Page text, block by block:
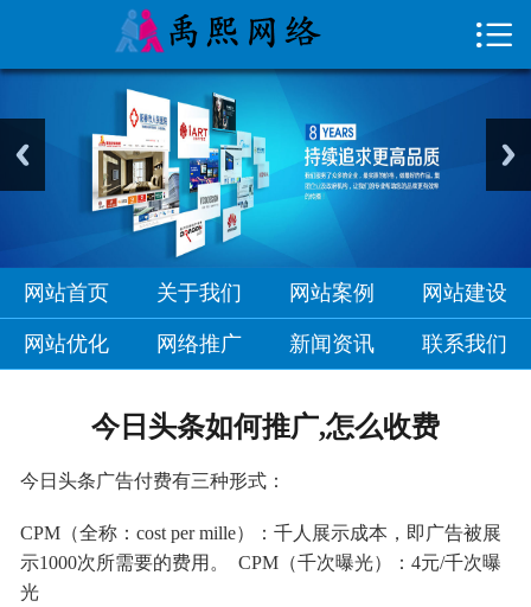
网站案例
网站优化
网络推广

网站首页 关于我们 网站案例 网站建设
网站优化 网络推广 新闻资讯 联系我们
今日头条如何推广,怎么收费
今日头条广告付费有三种形式：
CPM（全称：cost per mille）：千人展示成本，即广告被展
示1000次所需要的费用。 CPM（千次曝光）：4元/千次曝
光